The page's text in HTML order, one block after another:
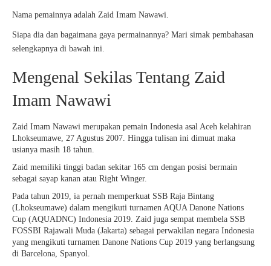
Nama pemainnya adalah Zaid Imam Nawawi.
Siapa dia dan bagaimana gaya permainannya? Mari simak pembahasan
selengkapnya di bawah ini.
Mengenal Sekilas Tentang Zaid
Imam Nawawi
Zaid Imam Nawawi merupakan pemain Indonesia asal Aceh kelahiran
Lhokseumawe, 27 Agustus 2007. Hingga tulisan ini dimuat maka
usianya masih 18 tahun.
Zaid memiliki tinggi badan sekitar 165 cm dengan posisi bermain
sebagai sayap kanan atau Right Winger.
Pada tahun 2019, ia pernah memperkuat SSB Raja Bintang
(Lhokseumawe) dalam mengikuti turnamen AQUA Danone Nations
Cup (AQUADNC) Indonesia 2019. Zaid juga sempat membela SSB
FOSSBI Rajawali Muda (Jakarta) sebagai perwakilan negara Indonesia
yang mengikuti turnamen Danone Nations Cup 2019 yang berlangsung
di Barcelona, Spanyol.